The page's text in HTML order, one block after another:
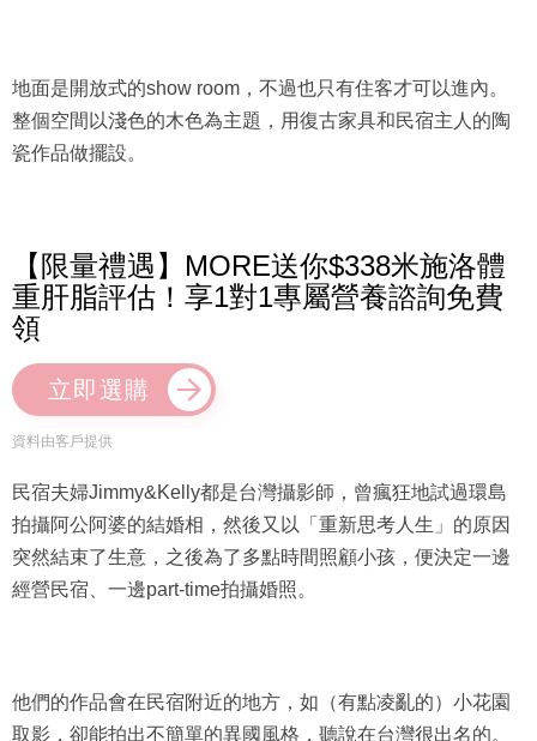
整個空間以淺色的木色為主題，用復古家具和民宿主人的陶
瓷作品做擺設。
【限量禮遇】MORE送你$338米施洛體
重肝脂評估！享1對1專屬營養諮詢免費
領
立即選購
拍攝阿公阿婆的結婚相，然後又以「重新思考人生」的原因
突然結束了生意，之後為了多點時間照顧小孩，便決定一邊
經營民宿、一邊part-time拍攝婚照。
取影，卻能拍出不簡單的異國風格，聽說在台灣很出名的。